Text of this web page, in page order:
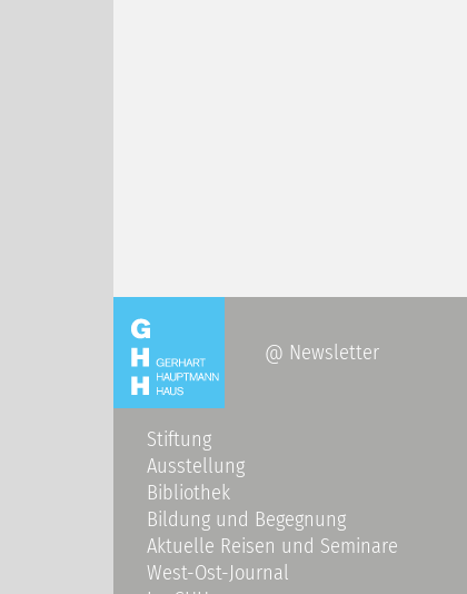
@ Newsletter
Stiftung
Ausstellung
Bibliothek
Bildung und Begegnung
Aktuelle Reisen und Seminare
West-Ost-Journal